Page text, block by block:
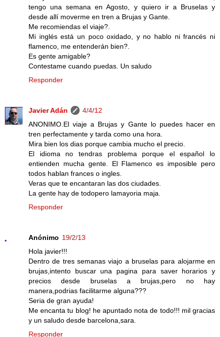
tengo una semana en Agosto, y quiero ir a Bruselas y
desde allí moverme en tren a Brujas y Gante.
Me recomiendas el viaje?.
Mi inglés está un poco oxidado, y no hablo ni francés ni
flamenco, me entenderán bien?.
Es gente amigable?
Contestame cuando puedas. Un saludo
Responder
Javier Adán
4/4/12
ANONIMO.El viaje a Brujas y Gante lo puedes hacer en
tren perfectamente y tarda como una hora.
Mira bien los dias porque cambia mucho el precio.
El idioma no tendras problema porque el español lo
entienden mucha gente. El Flamenco es imposible pero
todos hablan frances o ingles.
Veras que te encantaran las dos ciudades.
La gente hay de todopero lamayoria maja.
Responder
Anónimo 19/2/13
Hola javier!!!
Dentro de tres semanas viajo a bruselas para alojarme en
brujas,intento buscar una pagina para saver horarios y
precios desde bruselas a brujas,pero no hay
manera,podrias facilitarme alguna???
Seria de gran ayuda!
Me encanta tu blog! he apuntado nota de todo!!! mil gracias
y un saludo desde barcelona,sara.
Responder